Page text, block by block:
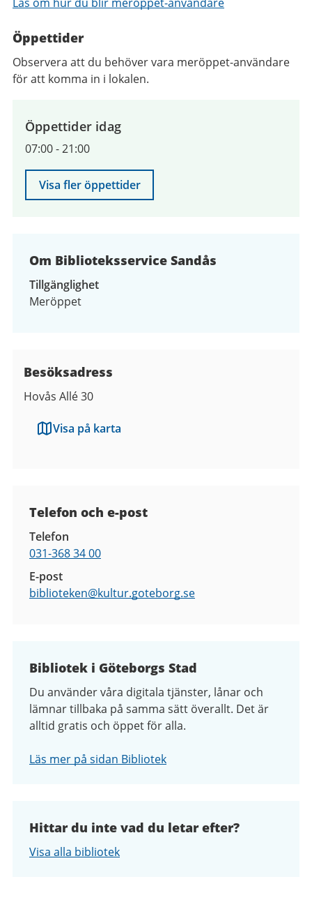
Öppettider
Observera att du behöver vara meröppet-användare
för att komma in i lokalen.
Öppettider idag
07:00-21:00
Visa fler öppettider
Om Biblioteksservice Sandås
Tillgänglighet
Meröppet
Besöksadress
Hovås Allé 30
Visa på karta
Telefon och e-post
Telefon
031-368 34 00
E-post
biblioteken@kultur.goteborg.se
Bibliotek i Göteborgs Stad
Du använder våra digitala tjänster, lånar och
lämnar tillbaka på samma sätt överallt. Det är
alltid gratis och öppet för alla.
Läs mer på sidan Bibliotek
Hittar du inte vad du letar efter?
Visa alla bibliotek